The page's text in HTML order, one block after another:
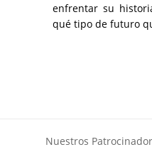
enfrentar su
qué tipo de futuro
Nuestros